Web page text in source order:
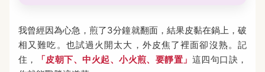
我曾經因為心急，煎了3分鐘就翻面，結果皮黏在鍋上，破
相又難吃。也試過火開太大，外皮焦了裡面卻沒熟。記
住，
「皮朝下、中火起、小火煎、要靜置」 這四句口訣，